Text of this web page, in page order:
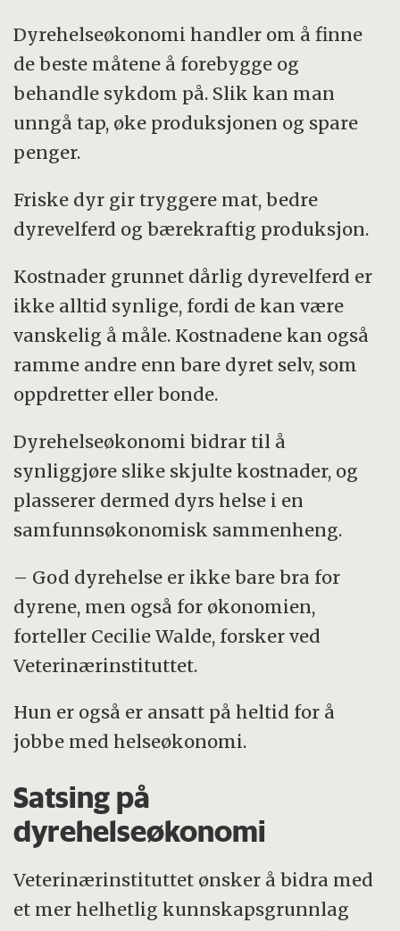
Dyrehelseøkonomi handler om å finne
de beste måtene å forebygge og
behandle sykdom på. Slik kan man
unngå tap, øke produksjonen og spare
penger.
Friske dyr gir tryggere mat, bedre
dyrevelferd og bærekraftig produksjon.
Kostnader grunnet dårlig dyrevelferd er
ikke alltid synlige, fordi de kan være
vanskelig å måle. Kostnadene kan også
ramme andre enn bare dyret selv, som
oppdretter eller bonde.
Dyrehelseøkonomi bidrar til å
synliggjøre slike skjulte kostnader, og
plasserer dermed dyrs helse i en
samfunnsøkonomisk sammenheng.
– God dyrehelse er ikke bare bra for
dyrene, men også for økonomien,
forteller Cecilie Walde, forsker ved
Veterinærinstituttet.
Hun er også er ansatt på heltid for å
jobbe med helseøkonomi.
Satsing på
dyrehelseøkonomi
Veterinærinstituttet ønsker å bidra med
et mer helhetlig kunnskapsgrunnlag